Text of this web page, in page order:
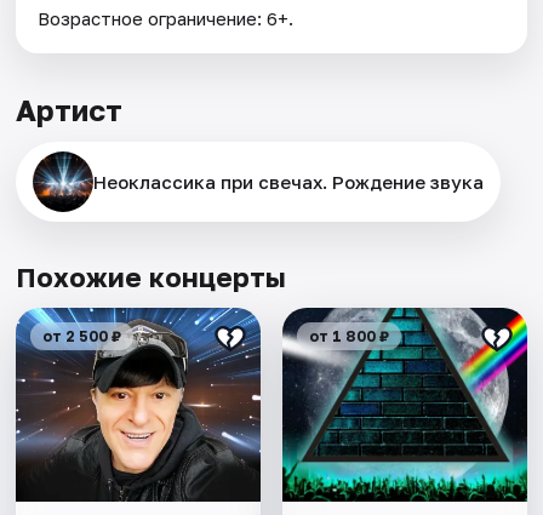
Возрастное ограничение: 6+.
Артист
Неоклассика при свечах. Рождение звука
Похожие концерты
от 2 500 ₽ от 1 800 ₽